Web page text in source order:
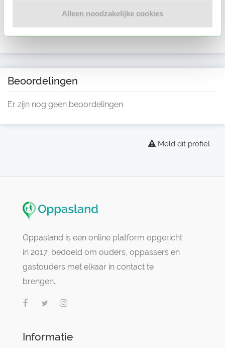
Alleen noodzakelijke cookies
Beoordelingen
Er zijn nog geen beoordelingen
Meld dit profiel
Oppasland is een online platform opgericht
in 2017, bedoeld om ouders, oppassers en
gastouders met elkaar in contact te
brengen.
Informatie